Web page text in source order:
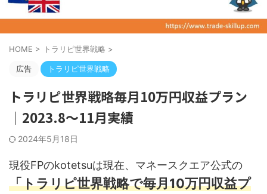
HOME > トラリピ世界戦略 >
広告 トラリピ世界戦略
トラリピ世界戦略毎月10万円収益プラン
｜2023.8～11月実績
2024年5月18日
現役FPのkotetsuは現在、マネースクエア公式の
「トラリピ世界戦略で毎月10万円収益プ